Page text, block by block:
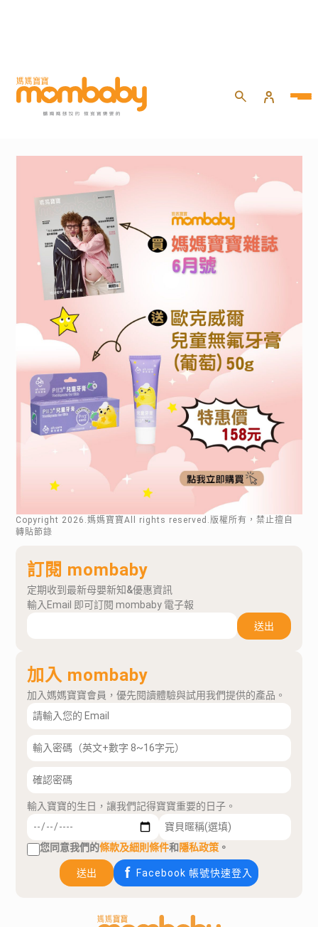
Copyright 2026 .媽媽寶寶All rights reserved.版權所有，禁止擅自
轉貼節錄
訂閱 mombaby
定期收到最新母嬰新知&優惠資訊
輸入Email 即可訂閱 mombaby 電子報
送出
加入 mombaby
加入媽媽寶寶會員，優先閱讀體驗與試用我們提供的產品。
輸入寶寶的生日，讓我們記得寶寶重要的日子。
您同意我們的條款及細則條件和隱私政策 。
送出 Facebook 帳號快速登入